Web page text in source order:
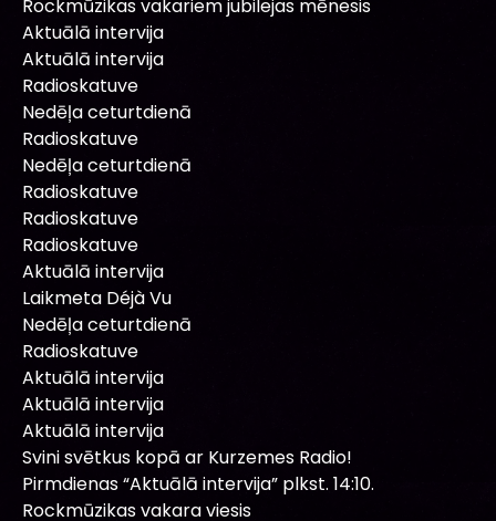
Rockmūzikas vakariem jubilejas mēnesis
Aktuālā intervija
Aktuālā intervija
Radioskatuve
Nedēļa ceturtdienā
Radioskatuve
Nedēļa ceturtdienā
Radioskatuve
Radioskatuve
Radioskatuve
Aktuālā intervija
Laikmeta Déjà Vu
Nedēļa ceturtdienā
Radioskatuve
Aktuālā intervija
Aktuālā intervija
Aktuālā intervija
Svini svētkus kopā ar Kurzemes Radio!
Pirmdienas “Aktuālā intervija” plkst. 14:10.
Rockmūzikas vakara viesis